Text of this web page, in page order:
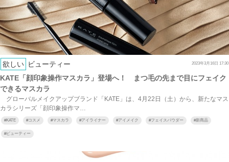
欲しい ビューティー 2023年3月16日 17:30
KATE「顔印象操作マスカラ」登場へ！ まつ毛の先まで目にフェイク
できるマスカラ
グローバルメイクアップブランド「KATE」は、4月22日（土）から、新たなマス
カラシリーズ「顔印象操作マ…
#KATE #コスメ #マスカラ #アイライナー #アイメイク #フェイスパウダー #新商品
#ビューティー